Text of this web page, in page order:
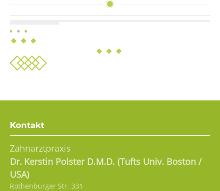
Kontakt
Zahnarztpraxis
Dr. Kerstin Polster D.M.D. (Tufts Univ. Boston /
USA)
Rothenburger Str. 331